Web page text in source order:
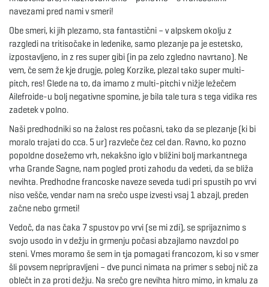
navezami pred nami v smeri!
Obe smeri, ki jih plezamo, sta fantastični – v alpskem okolju z
razgledi na tritisočake in ledenike, samo plezanje pa je estetsko,
izpostavljeno, in z res super gibi (in pa zelo zgledno navrtano). Ne
vem, če sem že kje drugje, poleg Korzike, plezal tako super multi-
pitch, res! Glede na to, da imamo z multi-pitchi v nižje ležečem
Ailefroide-u bolj negativne spomine, je bila tale tura s tega vidika res
zadetek v polno.
Naši predhodniki so na žalost res počasni, tako da se plezanje (ki bi
moralo trajati do cca. 5 ur) razvleče čez cel dan. Ravno, ko pozno
popoldne dosežemo vrh, nekakšno iglo v bližini bolj markantnega
vrha Grande Sagne, nam pogled proti zahodu da vedeti, da se bliža
nevihta. Predhodne francoske naveze seveda tudi pri spustih po vrvi
niso vešče, vendar nam na srečo uspe izvesti vsaj 1 abzajl, preden
začne nebo grmeti!
Vedoč, da nas čaka 7 spustov po vrvi (se mi zdi), se sprijaznimo s
svojo usodo in v dežju in grmenju počasi abzajlamo navzdol po
steni. Vmes moramo še sem in tja pomagati francozom, ki so v smer
šli povsem nepripravljeni – dve punci nimata na primer s seboj nič za
oblečt in za proti dežju. Na srečo gre nevihta hitro mimo, in kmalu za